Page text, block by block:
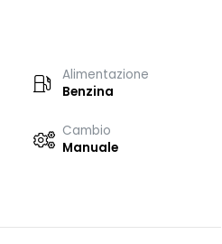
Alimentazione
Benzina
Cambio
Manuale